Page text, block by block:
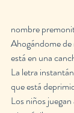
nombre
Ahogándome de
está en una
La letra
que está
Los niños